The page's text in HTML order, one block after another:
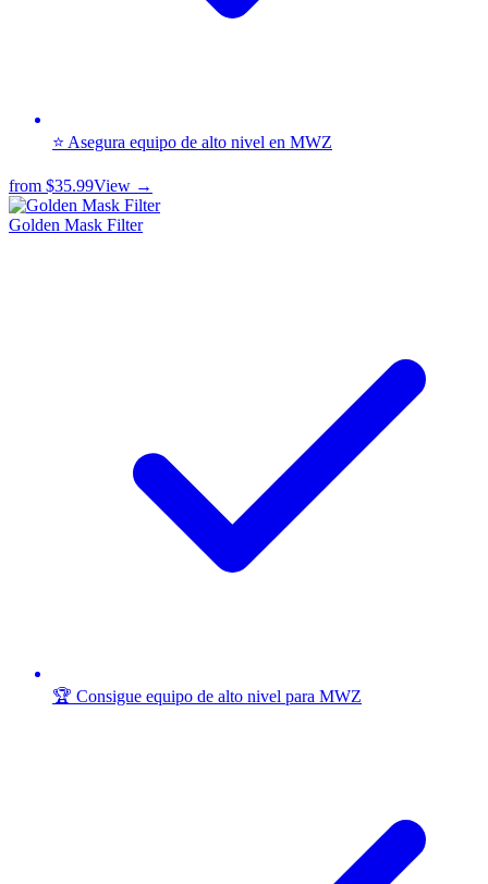
⭐ Asegura equipo de alto nivel en MWZ
from $35.99View →
Golden Mask Filter
🏆 Consigue equipo de alto nivel para MWZ